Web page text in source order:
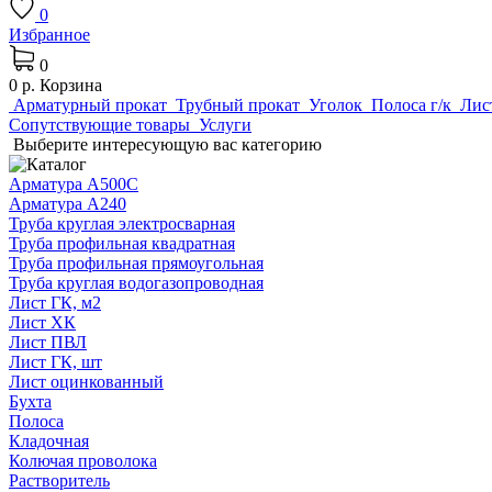
0
Избранное
0
0 р. Корзина
Арматурный прокат Трубный прокат Уголок Полоса г/к
Сопутствующие товары Услуги
Выберите интересующую вас категорию
Арматура А500С
Арматура А240
Труба круглая электросварная
Труба профильная квадратная
Труба профильная прямоугольная
Труба круглая водогазопроводная
Лист ГК, м2
Лист ХК
Лист ПВЛ
Лист ГК, шт
Лист оцинкованный
Бухта
Полоса
Кладочная
Колючая проволока
Растворитель